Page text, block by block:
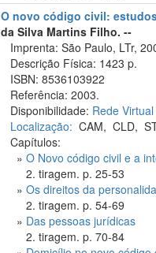
O novo código civil:
da Silva Martins Filho. --
Imprenta: São Paulo, LTr,
Descrição Física: 1423 p.
ISBN: 8536103922
Referência: 2003.
Disponibilidade: Rede
Localização: CAM,CLD,
Capítulos:
»O Novo código civil e a
2. tiragem. p. 25-53
»Os direitos da
2. tiragem. p. 54-69
» Das pessoas jurídicas
2. tiragem. p. 70-84